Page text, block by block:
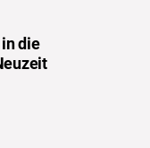
die